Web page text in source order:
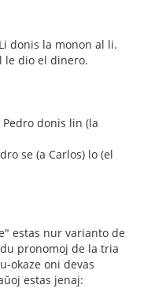
donis la monon al li.
le dio el dinero.
donis lin (la
se (a Carlos) lo (el
estas nur varianto de
pronomoj de la tria
okaze oni devas
estas jenaj: